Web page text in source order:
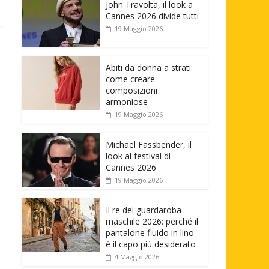
John Travolta, il look a
Cannes 2026 divide tutti
19 Maggio 2026
Abiti da donna a strati:
come creare
composizioni
armoniose
19 Maggio 2026
Michael Fassbender, il
look al festival di
Cannes 2026
19 Maggio 2026
Il re del guardaroba
maschile 2026: perché il
pantalone fluido in lino
è il capo più desiderato
4 Maggio 2026